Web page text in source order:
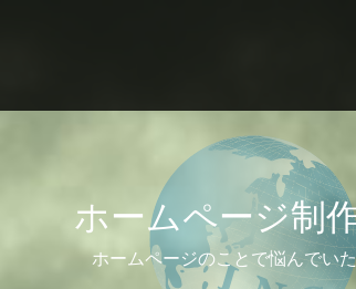
ホームページ制
ホームページのことで悩んでい